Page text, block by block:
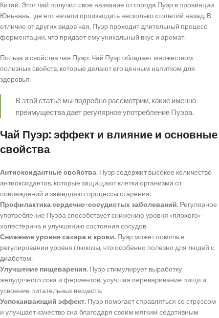
Китай. Этот чай получил свое название от города Пуэр в провинции
Юньнань, где его начали производить несколько столетий назад. В
отличие от других видов чая, Пуэр проходит длительный процесс
ферментации, что придает ему уникальный вкус и аромат.
Польза и свойства чая Пуэр: Чай Пуэр обладает множеством
полезных свойств, которые делают его ценным напитком для
здоровья.
В этой статье мы подробно рассмотрим, какие именно
преимущества дает регулярное употребление Пуэра.
Чай Пуэр: эффект и влияние и основные
свойства
Антиоксидантные свойства. Пуэр содержит высокое количество
антиоксидантов, которые защищают клетки организма от
повреждений и замедляют процессы старения.
Профилактика сердечно-сосудистых заболеваний. Регулярное
употребление Пуэра способствует снижению уровня «плохого»
холестерина и улучшению состояния сосудов.
Снижение уровня сахара в крови. Пуэр может помочь в
регулировании уровня глюкозы, что особенно полезно для людей с
диабетом.
Улучшение пищеварения. Пуэр стимулирует выработку
желудочного сока и ферментов, улучшая переваривание пищи и
усвоение питательных веществ.
Успокаивающий эффект. Пуэр помогает справляться со стрессом
и улучшает качество сна благодаря своим мягким седативным